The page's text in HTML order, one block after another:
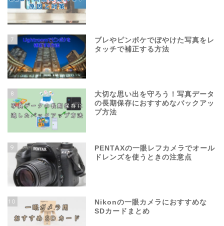
7
ブレやピンボケでぼやけた写真をレ
タッチで補正する方法
8
大切な思い出を守ろう！写真データ
の長期保存におすすめなバックアッ
プ方法
9
PENTAXの一眼レフカメラでオール
ドレンズを使うときの注意点
10
Nikonの一眼カメラにおすすめな
SDカードまとめ